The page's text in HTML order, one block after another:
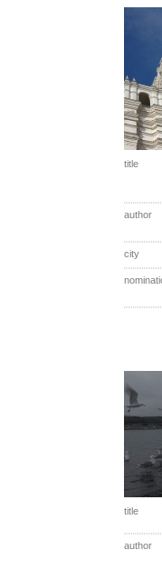
title
author
city
title
author